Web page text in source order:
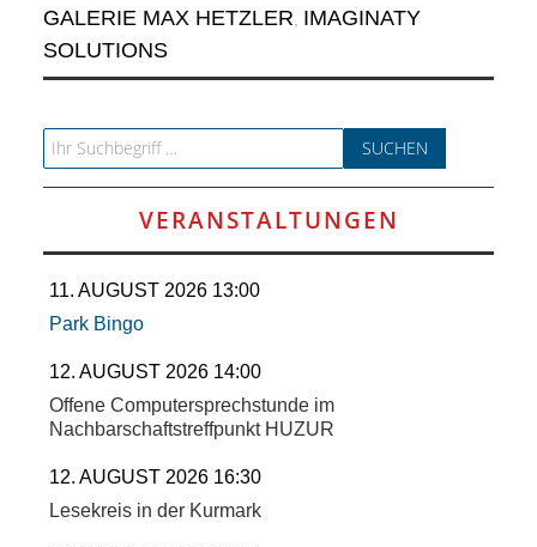
GALERIE MAX HETZLER, IMAGINATY
SOLUTIONS
Search for:
VERANSTALTUNGEN
11. AUGUST 2026 13:00
Park Bingo
12. AUGUST 2026 14:00
Offene Computersprechstunde im
Nachbarschaftstreffpunkt HUZUR
12. AUGUST 2026 16:30
Lesekreis in der Kurmark